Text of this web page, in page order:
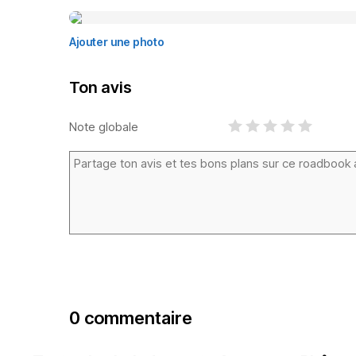
Ajouter une photo
Ton avis
Note globale
0 commentaire